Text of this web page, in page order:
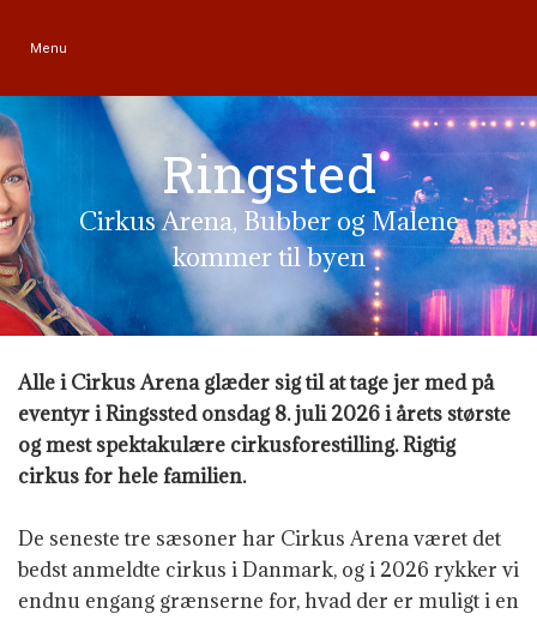
Menu
Ringsted
Cirkus Arena, Bubber og Malene
kommer til byen
Alle i Cirkus Arena glæder sig til at tage jer med på
eventyr i Ringssted onsdag 8. juli 2026 i årets største
og mest spektakulære cirkusforestilling. Rigtig
cirkus for hele familien.
De seneste tre sæsoner har Cirkus Arena været det
bedst anmeldte cirkus i Danmark, og i 2026 rykker vi
endnu engang grænserne for, hvad der er muligt i en